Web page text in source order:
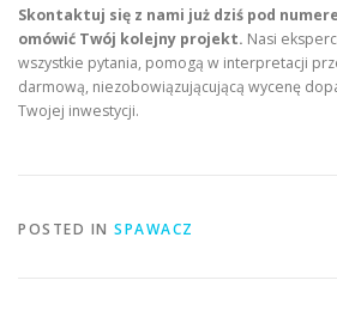
Skontaktuj się z nami już dziś pod
omówić Twój kolejny projekt. Nasi
wszystkie pytania, pomogą w interpretacji
darmową, niezobowiązującującą wycenę
Twojej inwestycji.
POSTED IN SPAWACZ